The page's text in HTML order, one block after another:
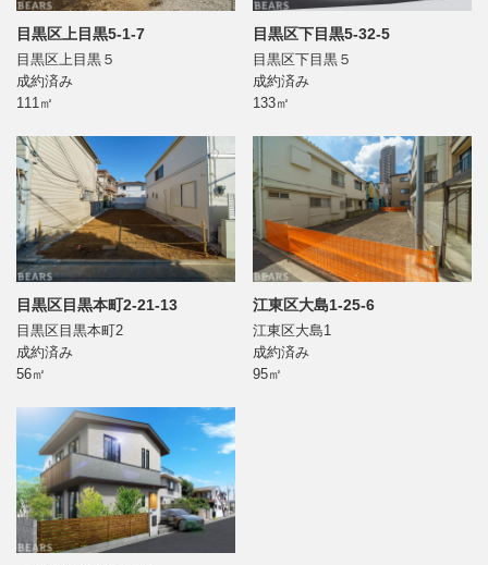
目黒区上目黒5-1-7
目黒区上目黒５
成約済み
111㎡
目黒区下目黒5-32-5
目黒区下目黒５
成約済み
133㎡
目黒区目黒本町2-21-13
目黒区目黒本町2
成約済み
56㎡
江東区大島1-25-6
江東区大島1
成約済み
95㎡